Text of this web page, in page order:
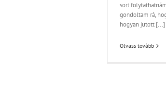
sort
gondoltam rá,
hogyan jutott [...]
Olvass tovább